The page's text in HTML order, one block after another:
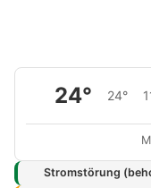
24° 24°
Stromstörung